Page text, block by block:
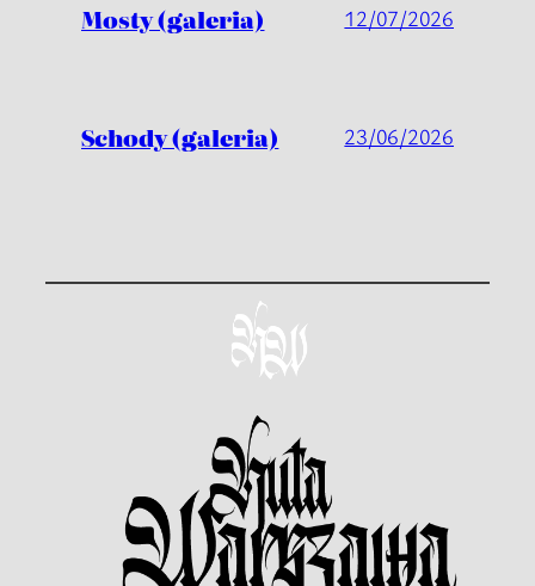
Mosty (galeria) 12/07/2026
Schody (galeria) 23/06/2026